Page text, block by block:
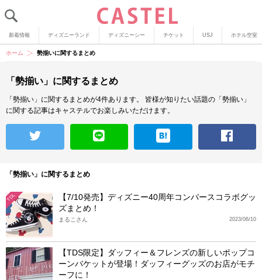
新着情報 ディズニーランド ディズニーシー チケット USJ ホテル空室
ホーム 勢揃いに関するまとめ
「勢揃い」に関するまとめ
「勢揃い」に関するまとめが4件あります。
皆様が知りたい話題の「勢揃い」
に関する記事はキャステルでお楽しみいただけます。
「勢揃い」に関するまとめ
TDL
【7/10発売】ディズニー40周年コンバースコラボグッ
ズまとめ！
2023/06/10
まるこさん
【TDS限定】ダッフィー＆フレンズの新しいポップコ
ーンバケットが登場！ダッフィーグッズのお店がモチ
ーフに！